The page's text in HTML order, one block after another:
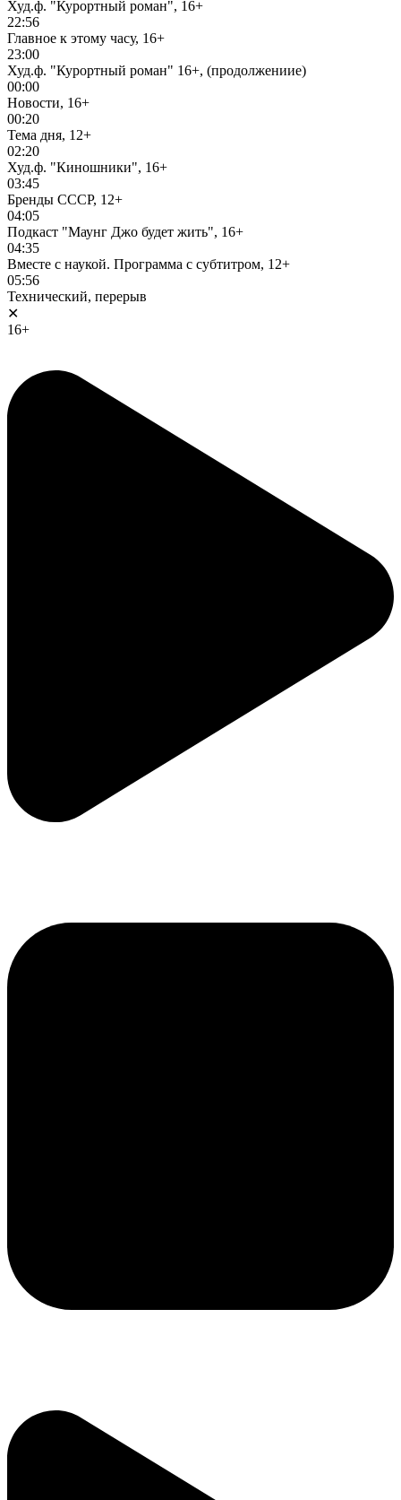
Худ.ф. "Курортный роман", 16+
22:56
Главное к этому часу, 16+
23:00
Худ.ф. "Курортный роман" 16+, (продолжениие)
00:00
Новости, 16+
00:20
Тема дня, 12+
02:20
Худ.ф. "Киношники", 16+
03:45
Бренды СССР, 12+
04:05
Подкаст "Маунг Джо будет жить", 16+
04:35
Вместе с наукой. Программа с субтитром, 12+
05:56
Технический, перерыв
✕
16+